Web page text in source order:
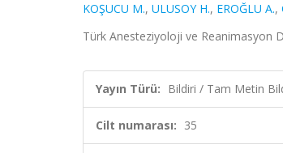
KOŞUCU M., ULUSOY H., EROĞLU A.,
Türk Anesteziyoloji ve Reanimasyon
Yayın Türü: Bildiri / Tam Metin
Cilt numarası: 35